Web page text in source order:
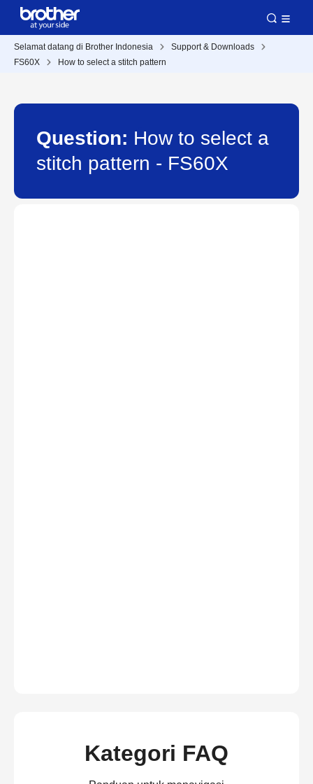
Selamat datang di Brother Indonesia
Support & Downloads
FS60X
How to select a stitch pattern
Question: How to select a
stitch pattern - FS60X
Kategori FAQ